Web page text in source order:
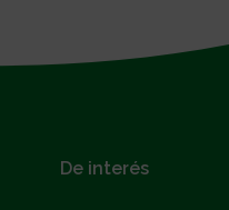
De interés